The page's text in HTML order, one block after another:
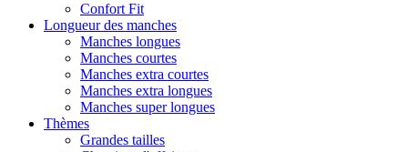
Confort Fit
Longueur des manches
Manches longues
Manches courtes
Manches extra courtes
Manches extra longues
Manches super longues
Thèmes
Grandes tailles